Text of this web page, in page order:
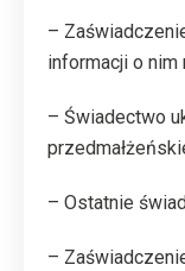
–
informacji o nim
– Świadectwo
– Ostatnie
–